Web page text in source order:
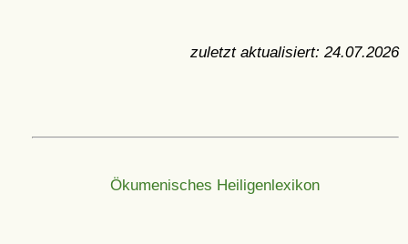
zuletzt aktualisiert: 24.07.2026
Ökumenisches Heiligenlexikon